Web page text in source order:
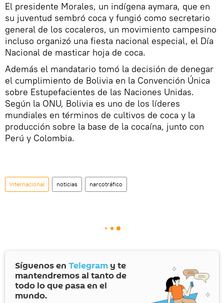
El presidente Morales, un indígena aymara, que en
su juventud sembró coca y fungió como secretario
general de los cocaleros, un movimiento campesino
incluso organizó una fiesta nacional especial, el Día
Nacional de masticar hoja de coca.
Además el mandatario tomó la decisión de denegar
el cumplimiento de Bolivia en la Convención Única
sobre Estupefacientes de las Naciones Unidas.
Según la ONU, Bolivia es uno de los líderes
mundiales en términos de cultivos de coca y la
producción sobre la base de la cocaína, junto con
Perú y Colombia.
Internacional noticias narcotráfico
Síguenos en Telegram y te
mantendremos al tanto de
todo lo que pasa en el
mundo.